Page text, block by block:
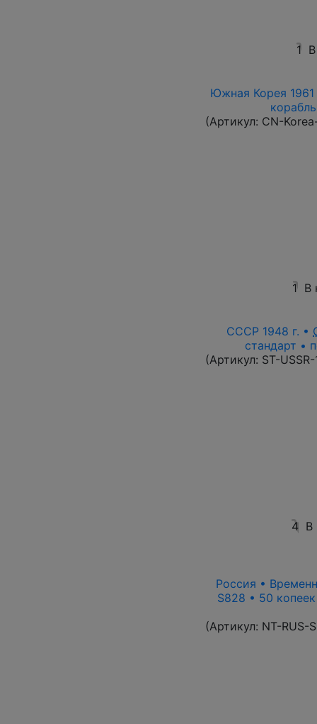
1
Южная Корея 1961
(Артикул: CN-
1 В
СССР 1948 г. •
стандарт •
(Артикул: ST-
4 В
Россия •
S828 • 50
(Артикул: NT-RUS-